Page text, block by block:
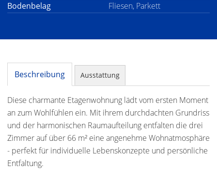
Bodenbelag
Fliesen, Parkett
Beschreibung Ausstattung
Diese charmante Etagenwohnung lädt vom ersten Moment
an zum Wohlfühlen ein. Mit ihrem durchdachten Grundriss
und der harmonischen Raumaufteilung entfalten die drei
Zimmer auf über 66 m² eine angenehme Wohnatmosphäre
- perfekt für individuelle Lebenskonzepte und persönliche
Entfaltung.